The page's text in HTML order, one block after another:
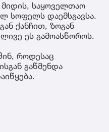
საყოველთაო
სოფელს დაემსგავსა.
ქანჩით, ზოგან
ეს გამოასწოროს.
როდესაც
გაწმენდა